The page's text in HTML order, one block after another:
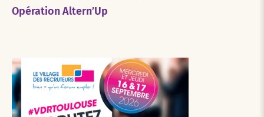
Opération Altern’Up